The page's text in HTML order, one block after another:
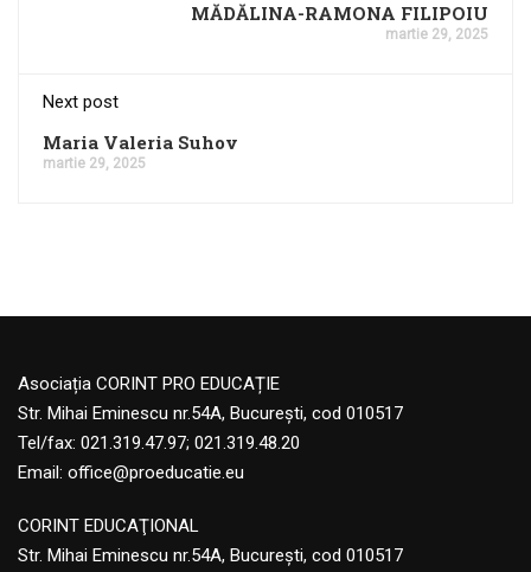
MĂDĂLINA-RAMONA FILIPOIU
martie 29, 2025
Next post
Maria Valeria Suhov
martie 29, 2025
Asociația CORINT PRO EDUCAȚIE
Str. Mihai Eminescu nr.54A, București, cod 010517
Tel/fax: 021.319.47.97; 021.319.48.20
Email: office@proeducatie.eu
CORINT EDUCAŢIONAL
Str. Mihai Eminescu nr.54A, Bucureşti, cod 010517